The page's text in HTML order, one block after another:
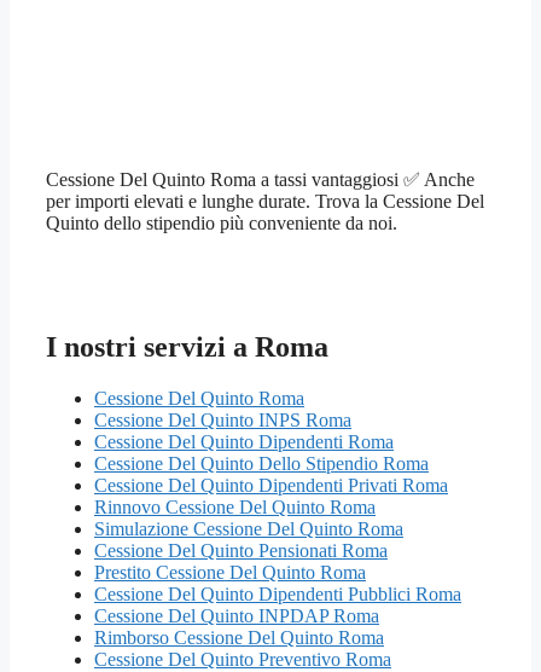
Cessione Del Quinto Roma a tassi vantaggiosi ✅ Anche
per importi elevati e lunghe durate. Trova la Cessione Del
Quinto dello stipendio più conveniente da noi.
I nostri servizi a Roma
Cessione Del Quinto Roma
Cessione Del Quinto INPS Roma
Cessione Del Quinto Dipendenti Roma
Cessione Del Quinto Dello Stipendio Roma
Cessione Del Quinto Dipendenti Privati Roma
Rinnovo Cessione Del Quinto Roma
Simulazione Cessione Del Quinto Roma
Cessione Del Quinto Pensionati Roma
Prestito Cessione Del Quinto Roma
Cessione Del Quinto Dipendenti Pubblici Roma
Cessione Del Quinto INPDAP Roma
Rimborso Cessione Del Quinto Roma
Cessione Del Quinto Preventivo Roma